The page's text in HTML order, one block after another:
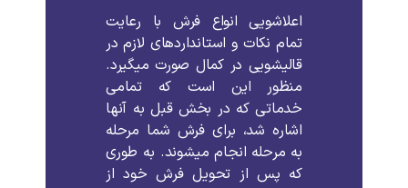
اعلاشویی انواع فرش با رعایت
تمام نکات و استانداردهای لازم در
قالیشویی در کمال صورت میگیرد.
منظور این است که تمامی
خدماتی که در بخش قبل به آنها
اشاره شد، برای فرش شما مرحله
به مرحله انجام میشوند. به طوری
که پس از تحویل فرش خود از